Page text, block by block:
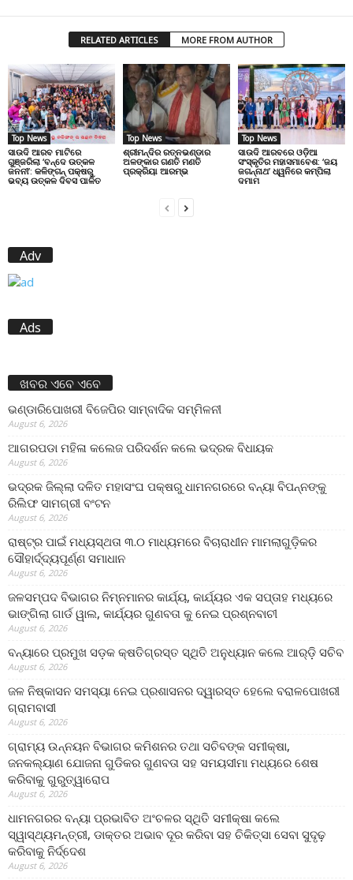
RELATED ARTICLES MORE FROM AUTHOR
Top News
ସାଉଦି ଆରବ ମାଟିରେ
ଗୁଞ୍ଜରିଲା ‘ବନ୍ଦେ ଉତ୍କଳ
ଜନନୀ’: କଳିଙ୍ଗନ୍ ପକ୍ଷରୁ
ଭବ୍ୟ ଉତ୍କଳ ଦିବସ ପାଳିତ
Top News
ଶ୍ରୀମନ୍ଦିର ରତ୍ନଭଣ୍ଡାର
ଅଳଙ୍କାର ଗଣତି ମଣତି
ପ୍ରକ୍ରିୟା ଆରମ୍ଭ
Top News
ସାଉଦି ଆରବରେ ଓଡ଼ିଆ
ସଂସ୍କୃତିର ମହାସମାବେଶ: ‘ଜୟ
ଜଗନ୍ନାଥ’ ଧ୍ୱନିରେ କମ୍ପିଲା
ଦମାମ
Adv
Ads
ଖବର ଏବେ ଏବେ
ଭଣ୍ଡାରିପୋଖରୀ ବିଜେପିର ସାମ୍ବାଦିକ ସମ୍ମିଳନୀ
August 6, 2026
ଆଗରପଡା ମହିଳା କଲେଜ ପରିଦର୍ଶନ କଲେ ଭଦ୍ରକ ବିଧାୟକ
August 6, 2026
ଭଦ୍ରକ ଜିଲ୍ଲା ଦଳିତ ମହାସଂଘ ପକ୍ଷରୁ ଧାମନଗରରେ ବନ୍ୟା ବିପନ୍ନଙ୍କୁ
ରିଲିଫ ସାମଗ୍ରୀ ବଂଟନ
August 6, 2026
ରାଷ୍ଟ୍ର ପାଇଁ ମଧ୍ୟସ୍ଥତା ୩.୦ ମାଧ୍ୟମରେ ବିଚାରାଧୀନ ମାମଲାଗୁଡ଼ିକର
ସୌହାର୍ଦ୍ଦ୍ୟପୂର୍ଣ୍ଣ ସମାଧାନ
August 6, 2026
ଜଳସମ୍ପଦ ବିଭାଗର ନିମ୍ନମାନର କାର୍ଯ୍ୟ, କାର୍ଯ୍ୟର ଏକ ସପ୍ତାହ ମଧ୍ୟରେ
ଭାଙ୍ଗିଲା ଗାର୍ଡ ୱାଲ, କାର୍ଯ୍ୟର ଗୁଣବତା କୁ ନେଇ ପ୍ରଶ୍ନବାଚୀ
August 6, 2026
ବନ୍ୟାରେ ପ୍ରମୁଖ ସଡ଼କ କ୍ଷତିଗ୍ରସ୍ତ ସ୍ଥିତି ଅନୁଧ୍ୟାନ କଲେ ଆର୍‌ଡ଼ି ସଚିବ
August 6, 2026
ଜଳ ନିଷ୍କାସନ ସମସ୍ୟା ନେଇ ପ୍ରଶାସନର ଦ୍ୱାରସ୍ତ ହେଲେ ବରାଳପୋଖରୀ
ଗ୍ରାମବାସୀ
August 6, 2026
ଗ୍ରାମ୍ୟ ଉନ୍ନୟନ ବିଭାଗର କମିଶନର ତଥା ସଚିବଙ୍କ ସମୀକ୍ଷା,
ଜନକଲ୍ୟାଣ ଯୋଜନା ଗୁଡିକର ଗୁଣବତା ସହ ସମୟସୀମା ମଧ୍ୟରେ ଶେଷ
କରିବାକୁ ଗୁରୁତ୍ୱାରୋପ
August 6, 2026
ଧାମନଗରର ବନ୍ୟା ପ୍ରଭାବିତ ଅଂଚଳର ସ୍ଥିତି ସମୀକ୍ଷା କଲେ
ସ୍ୱାସ୍ଥ୍ୟମନ୍ତ୍ରୀ, ଡାକ୍ତର ଅଭାବ ଦୂର କରିବା ସହ ଚିକିତ୍ସା ସେବା ସୁଦୃଢ଼
କରିବାକୁ ନିର୍ଦ୍ଦେଶ
August 6, 2026